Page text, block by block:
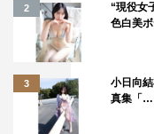
横浜流星
2
“現役女
色白美
3
小日向
真集「…